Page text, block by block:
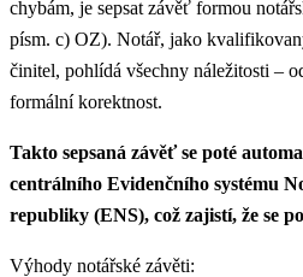
chybám, je sepsat závěť formou
písm. c) OZ). Notář, jako
činitel, pohlídá všechny náležitosti –
formální korektnost.
Takto sepsaná závěť se poté
centrálního Evidenčního systému
republiky (ENS), což zajistí, že se
Výhody notářské závěti: